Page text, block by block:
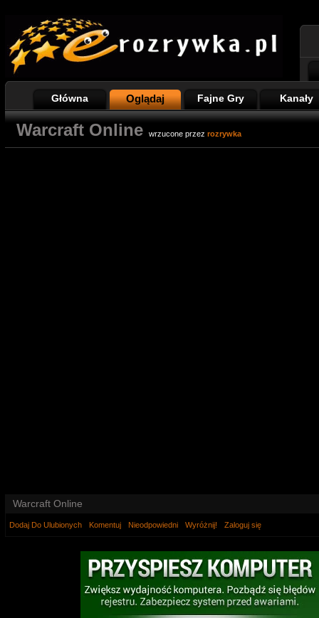
Główna Oglądaj Fajne Gry Kanały
Warcraft Online wrzucone przez rozrywka
Warcraft Online
Dodaj Do Ulubionych Komentuj Nieodpowiedni Wyróżnij! Zaloguj się